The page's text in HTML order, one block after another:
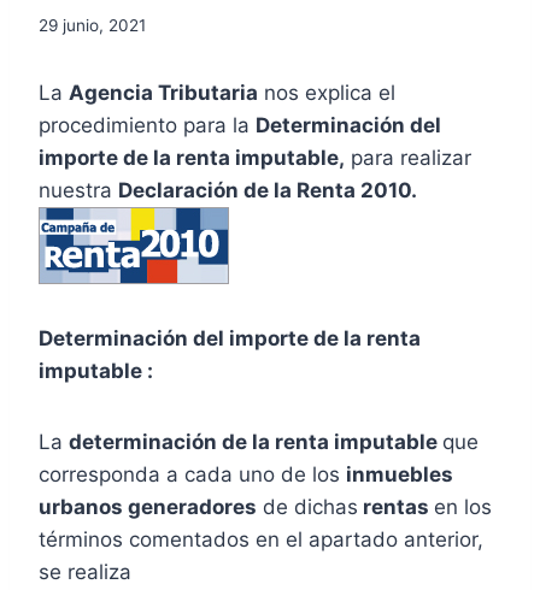
29 junio, 2021
La Agencia Tributaria nos explica el
procedimiento para la Determinación del
importe de la renta imputable, para realizar
nuestra Declaración de la Renta 2010.
Determinación del importe de la renta
imputable :
La determinación de la renta imputable que
corresponda a cada uno de los inmuebles
urbanos generadores de dichas rentas en los
términos comentados en el apartado anterior,
se realiza